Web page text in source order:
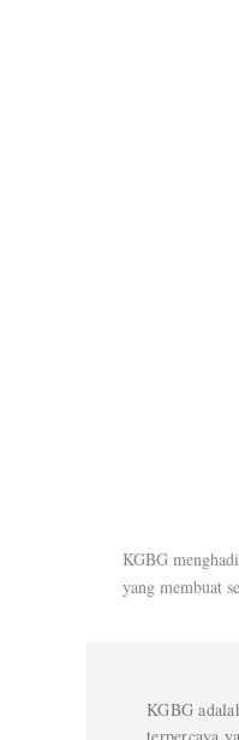
KGBG
yang membuat
KGBG
terpercaya